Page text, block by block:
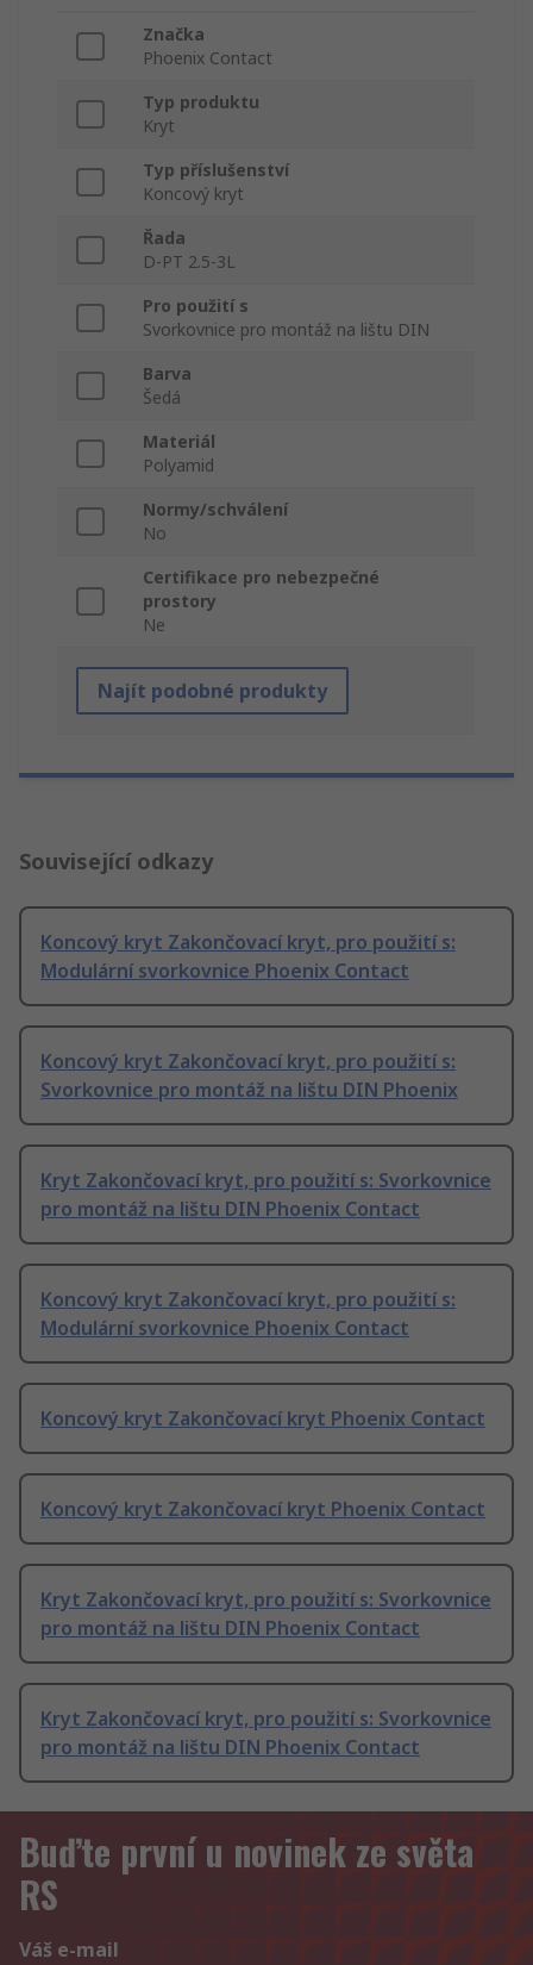
Značka
Phoenix Contact
Typ produktu
Kryt
Typ příslušenství
Koncový kryt
Řada
D-PT 2.5-3L
Pro použití s
Svorkovnice pro montáž na lištu DIN
Barva
Šedá
Materiál
Polyamid
Normy/schválení
No
Certifikace pro nebezpečné
prostory
Ne
Najít podobné produkty
Související odkazy
Koncový kryt Zakončovací kryt, pro použití s:
Modulární svorkovnice Phoenix Contact
Koncový kryt Zakončovací kryt, pro použití s:
Svorkovnice pro montáž na lištu DIN Phoenix
Kryt Zakončovací kryt, pro použití s: Svorkovnice
pro montáž na lištu DIN Phoenix Contact
Koncový kryt Zakončovací kryt, pro použití s:
Modulární svorkovnice Phoenix Contact
Koncový kryt Zakončovací kryt Phoenix Contact
Koncový kryt Zakončovací kryt Phoenix Contact
Kryt Zakončovací kryt, pro použití s: Svorkovnice
pro montáž na lištu DIN Phoenix Contact
Kryt Zakončovací kryt, pro použití s: Svorkovnice
pro montáž na lištu DIN Phoenix Contact
Buďte první u novinek ze světa
RS
Váš e-mail